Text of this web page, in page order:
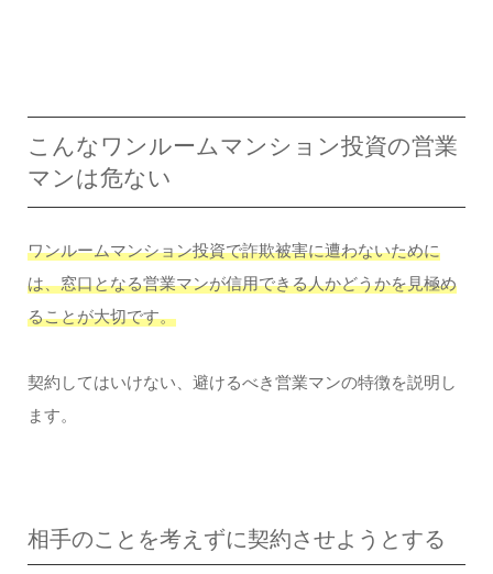
こんなワンルームマンション投資の営業
マンは危ない
ワンルームマンション投資で詐欺被害に遭わないために
は、窓口となる営業マンが信用できる人かどうかを見極め
ることが大切です。
契約してはいけない、避けるべき営業マンの特徴を説明し
ます。
相手のことを考えずに契約させようとする